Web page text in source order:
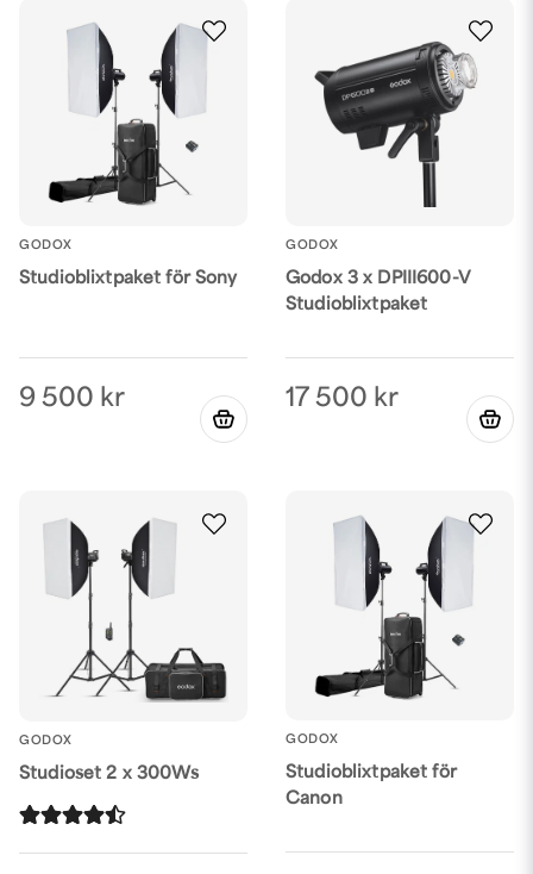
GODOX
Studioblixtpaket för Sony
9 500 kr
GODOX
Godox 3 x DPIII600-V
Studioblixtpaket
17 500 kr
GODOX
Studioset 2 x 300Ws
GODOX
Studioblixtpaket för
Canon